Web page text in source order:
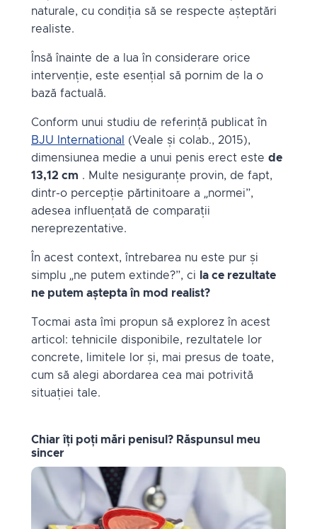
naturale, cu condiția să se respecte așteptări
realiste.
Însă înainte de a lua în considerare orice
intervenție, este esențial să pornim de la o
bază factuală.
Conform unui studiu de referință publicat în
BJU International
(Veale și colab., 2015),
dimensiunea medie a unui penis erect este de
13,12 cm . Multe nesiguranțe provin, de fapt,
dintr-o percepție părtinitoare a „normei”,
adesea influențată de comparații
nereprezentative.
În acest context, întrebarea nu este pur și
simplu „ne putem extinde?”, ci
la ce rezultate
ne putem aștepta în mod realist?
Tocmai asta îmi propun să explorez în acest
articol: tehnicile disponibile, rezultatele lor
concrete, limitele lor și, mai presus de toate,
cum să alegi abordarea cea mai potrivită
situației tale.
Chiar îți poți mări penisul? Răspunsul meu
sincer